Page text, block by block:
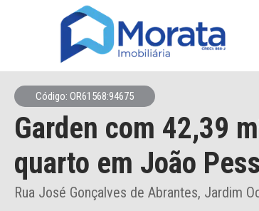
Código: OR61568:94675
Garden com 42,39
quarto em João
Rua José Gonçalves de Abrantes, Jardim